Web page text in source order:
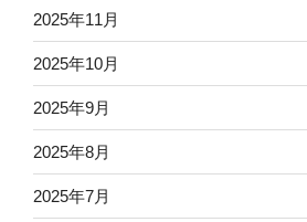
2025年11月
2025年10月
2025年9月
2025年8月
2025年7月